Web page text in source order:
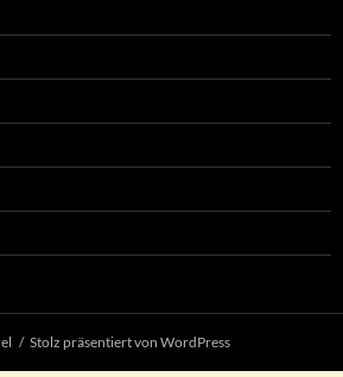
Stolz präsentiert von WordPress